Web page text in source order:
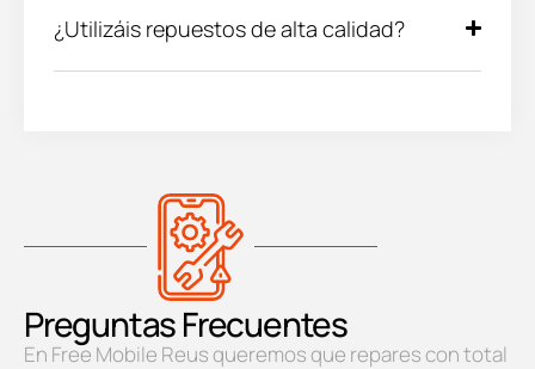
¿Utilizáis repuestos de alta calidad?
Preguntas Frecuentes
En Free Mobile Reus queremos que repares con total